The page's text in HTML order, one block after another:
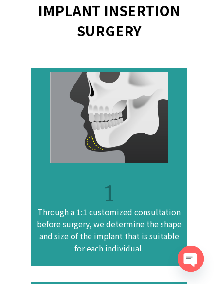
IMPLANT INSERTION
SURGERY
1
Through a 1:1 customized consultation
before surgery, we determine the shape
and size of the implant that is suitable
for each individual.